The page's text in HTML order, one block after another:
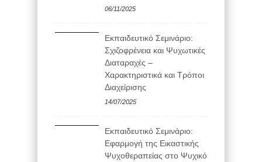
06/11/2025
Εκπαιδευτικό Σεμινάριο:
Σχιζοφρένεια και Ψυχωτικές
Διαταραχές –
Χαρακτηριστικά και Τρόποι
Διαχείρισης
14/07/2025
Εκπαιδευτικό Σεμινάριο:
Εφαρμογή της Εικαστικής
Ψυχοθεραπείας στο Ψυχικό